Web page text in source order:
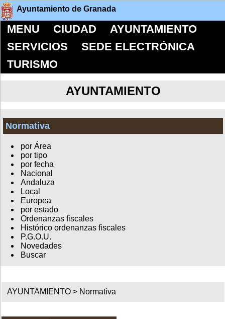
Ayuntamiento de Granada
MENU CIUDAD
AYUNTAMIENTO
SERVICIOS
SEDE ELECTRÓNICA
TURISMO
AYUNTAMIENTO
Normativa
por Área
por tipo
por fecha
Nacional
Andaluza
Local
Europea
por estado
Ordenanzas fiscales
Histórico ordenanzas fiscales
P.G.O.U.
Novedades
Buscar
AYUNTAMIENTO > Normativa